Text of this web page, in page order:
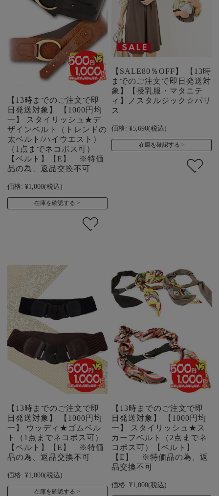
【13時までのご注文で即
日発送対象】 【1000円均
一】 スタイリッシュ★デ
ザインベルト（トレンドの
太ベルト/ハイウエスト）
（1点までネコポス可）
【ベルト】【E】 ※特価
品の為、返品交換不可
価格: ¥1,000(税込)
在庫を確認する
【SALE80％OFF】 【13時
までのご注文で即日発送対
象】【授乳服・マタニテ
ィ】ノスタルジック☆パリ
ス
価格: ¥5,690(税込)
在庫を確認する
【13時までのご注文で即
日発送対象】 【1000円均
一】 ウッディ★ゴムベル
ト（1点までネコポス可）
【ベルト】【E】 ※特価
品の為、返品交換不可
価格: ¥1,000(税込)
在庫を確認する
【13時までのご注文で即
日発送対象】 【1000円均
一】 スタイリッシュ★ス
カーフベルト（2点までネ
コポス可）【ベルト】
【E】 ※特価品の為、返
品交換不可
価格: ¥1,000(税込)